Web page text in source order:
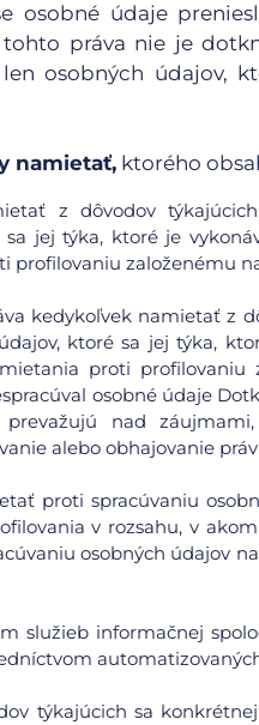
osobné údaje
práva nie je
osobných údajov,
namietať, ktorého
z dôvodov
jej týka, ktoré je
profilovaniu založenému
kedykoľvek namietať z
ktoré sa jej týka,
proti
osobné údaje
prevažujú nad
alebo obhajovanie
proti spracúvaniu
v rozsahu, v
osobných údajov
služieb informačnej
týkajúcich sa